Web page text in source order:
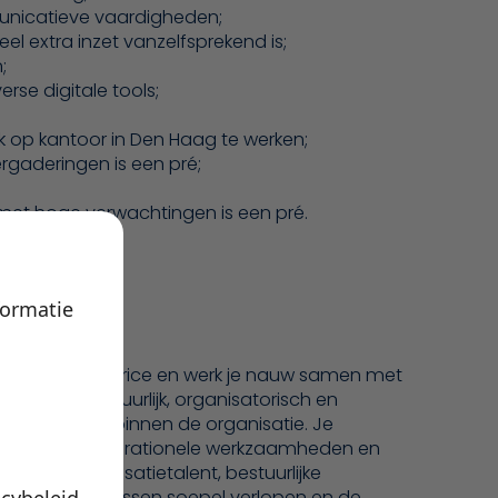
vaardigheden;
extra inzet vanzelfsprekend is;
digitale tools;
kantoor in Den Haag te werken;
is een pré;
hoge verwachtingen is een pré.
de directrice en werk je nauw samen met
op bestuurlijk, organisatorisch en
binnen de organisatie. Je
operationele werkzaamheden en
jouw organisatietalent, bestuurlijke